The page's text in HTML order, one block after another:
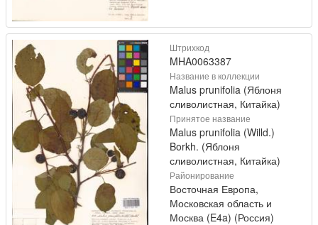
Штрихкод
MHA0063387
Название в коллекции
Malus prunifolia (Яблоня
сливолистная, Китайка)
Принятое название
Malus prunifolia (Willd.)
Borkh. (Яблоня
сливолистная, Китайка)
Районирование
Восточная Европа,
Московская область и
Москва (E4a) (Россия)